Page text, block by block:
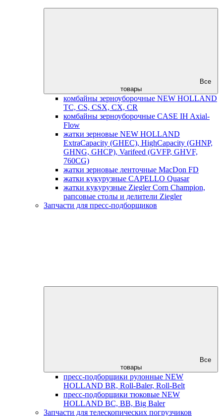
Все
товары
комбайны зерноуборочные NEW HOLLAND
TC, CS, CSX, CX, CR
комбайны зерноуборочные CASE IH Axial-
Flow
жатки зерновые NEW HOLLAND
ExtraCapacity (GHEC), HighCapacity (GHNP,
GHNG, GHCP), Varifeed (GVFP, GHVF,
760CG)
жатки зерновые ленточные MacDon FD
жатки кукурузные CAPELLO Quasar
жатки кукурузные Ziegler Corn Champion,
рапсовые столы и делители Ziegler
Запчасти для пресс-подборщиков
Все
товары
пресс-подборщики рулонные NEW
HOLLAND BR, Roll-Baler, Roll-Belt
пресс-подборщики тюковые NEW
HOLLAND BC, BB, Big Baler
Запчасти для телескопических погрузчиков